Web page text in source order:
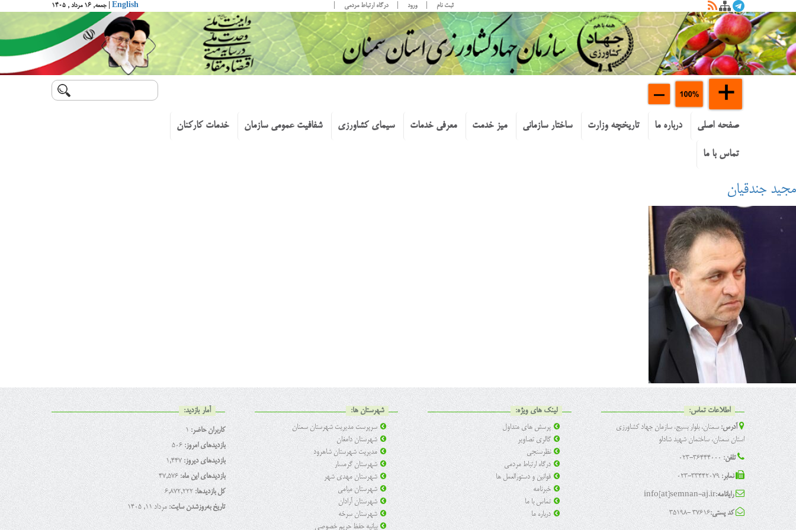
English | جمعه, ۱۶ مرداد , ۱۴۰۵ ثبت نام ورود درگاه ارتباط مردمی
صفحه اصلی درباره ما تاریخچه وزارت ساختار سازمانی میز خدمت معرفی خدمات سیمای کشاورزی شفافیت عمومی سازمان خدمات کارکنان
تماس با ما
مجید جندقیان
اطلاعات تماس:
آدرس:سمنان، بلوار بسیج، سازمان جهاد کشاورزی
استان سمنان، ساختمان شهید شادلو
تلفن: 36444000-023
نمابر: 33442079-023
رایانامه:info[at]semnan-aj.ir
کد پستی:37616 -35198
آمار بازدید:
کاربران حاضر: 1
بازدیدهای امروز:506
بازدیدهای دیروز:1,447
بازدیدهای این ماه:47,576
کل بازدیدها:6,872,222
تاریخ به‌روزشدن سایت:مرداد ۱۱, ۱۴۰۵
شهرستان ها:
سرپرست مدیریت شهرستان سمنان
شهرستان دامغان
مدیریت شهرستان شاهرود
شهرستان گرمسار
شهرستان مهدی شهر
شهرستان میامی
شهرستان آرادان
شهرستان سرخه
بیانیه حفظ حریم خصوصی
لینک های ویژه:
پرسش های متداول
گالری تصاویر
نظرسنجی
درگاه ارتباط مردمی
قوانین و دستورالعمل ها
خبرنامه
تماس با ما
درباره ما